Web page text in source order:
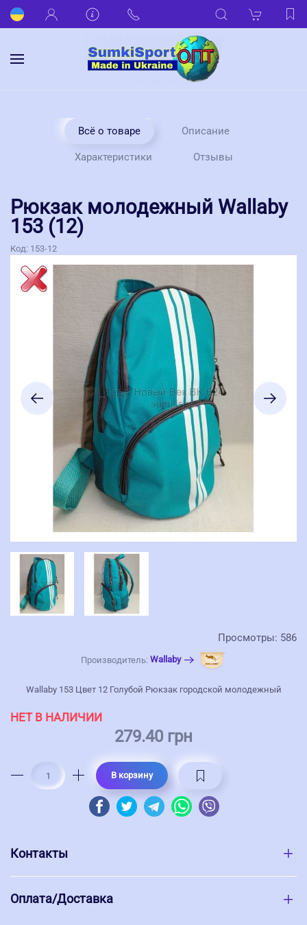
Всё о товаре Описание
Характеристики Отзывы
Рюкзак молодежный Wallaby
153 (12)
Код: 153-12
Просмотры: 586
Производитель: Wallaby
Wallaby 153 Цвет 12 Голубой Рюкзак городской молодежный
НЕТ В НАЛИЧИИ
279.40 грн
В корзину
Контакты
Оплата/Доставка